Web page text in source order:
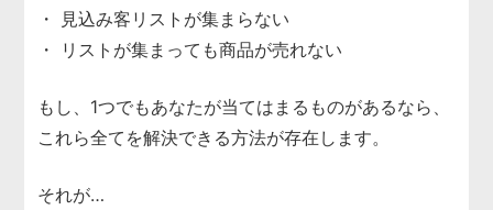
・ 見込み客リストが集まらない
・ リストが集まっても商品が売れない
もし、1つでもあなたが当てはまるものがあるなら、
これら全てを解決できる方法が存在します。
それが…